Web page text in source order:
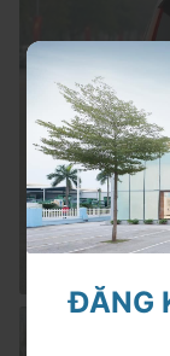
ĐĂNG